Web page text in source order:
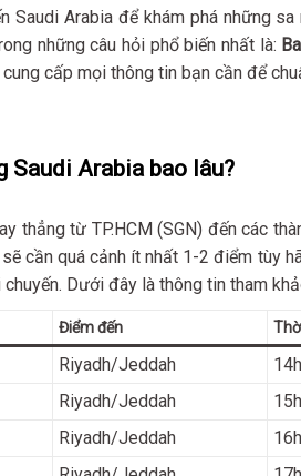
Saudi Arabia để khám phá những
những câu hỏi phổ biến nhất là:
cung cấp mọi thông tin bạn cần để
Saudi Arabia bao lâu?
thẳng từ TP.HCM (SGN) đến các
cần quá cảnh ít nhất 1-2 điểm tùy
Dưới đây là thông tin tham
Điểm đến
Riyadh/Jeddah
Riyadh/Jeddah
Riyadh/Jeddah